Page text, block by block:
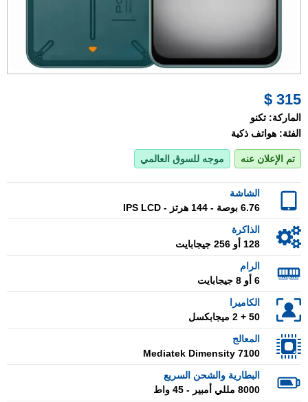
315 $
الماركة: تكنو
الفئة: هواتف ذكية
تم الإعلان عنه موجه للسوق العالمي
الشاشة
6.76 بوصة - 144 هرتز - IPS LCD
الذاكرة
128 أو 256 جيجابايت
الرام
6 أو 8 جيجابايت
الكاميرا
50 + 2 ميجابكسل
المعالج
Mediatek Dimensity 7100
البطارية والشحن السريع
8000 مللي أمبير - 45 واط